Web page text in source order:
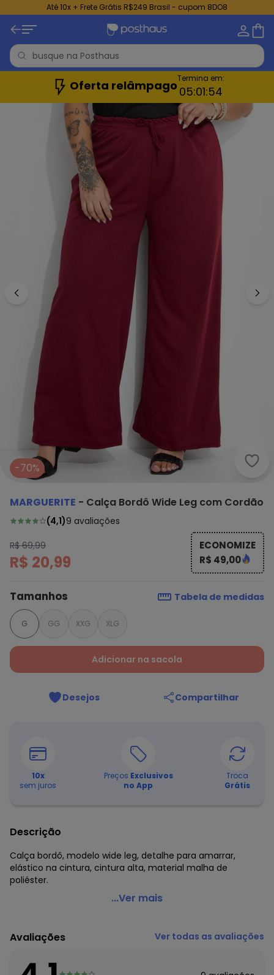
Até 10x + Frete Grátis R$249 Brasil - cupom 8DO8
Oferta relâmpagoTermina em:
05:01:53
-70%
MARGUERITE - Calça Bordô Wide Leg com Cordão
(4,1)9 avaliações
R$ 69,99
R$ 20,99
ECONOMIZE
R$ 49,00
Tamanhos Tabela de medidas
G GG XXG XLG
Adicionar na sacola
Desejos Compartilhar
10x
sem juros
Preços Exclusivos
no App
Troca
Grátis
Descrição
Calça bordô, modelo wide leg, detalhe para amarrar,
elástico na cintura, cintura alta, material malha de
poliéster.
Marguerite - Calça Bordô Wide Leg com Cordão
Modelagem: Solta
Complemento: Detalhe para amarrar;Elástico na cintura;
Comprimento: Cigarrete
...Ver mais
Avaliações Ver todas as avaliações